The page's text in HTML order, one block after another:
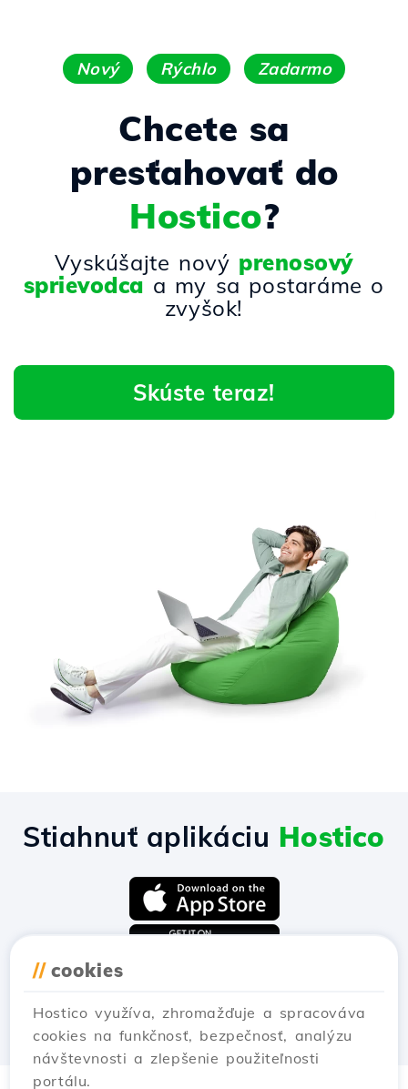
Nový Rýchlo Zadarmo
Chcete sa
presťahovať do
Hostico?
Vyskúšajte nový prenosový
sprievodca a my sa postaráme o
zvyšok!
Skúste teraz!
// cookies
Hostico využíva, zhromažďuje a spracováva
cookies na funkčnosť, bezpečnosť, analýzu
návštevnosti a zlepšenie použiteľnosti
portálu.
Stiahnuť aplikáciu Hostico